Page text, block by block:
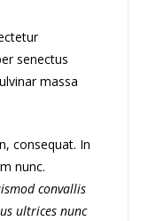
senectus
massa
consequat. In
nunc.
convallis
ultrices nunc